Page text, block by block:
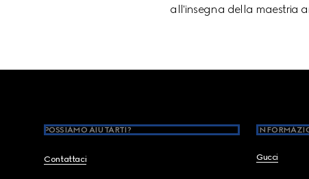
all'insegna della maestria
POSSIAMO AIUTARTI?
Contattaci Gucci